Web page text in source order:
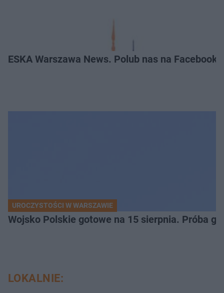
ESKA Warszawa News. Polub nas na
UROCZYSTOŚCI W WARSZAWIE
Wojsko Polskie gotowe na 15 sierpnia. Próba
LOKALNIE: